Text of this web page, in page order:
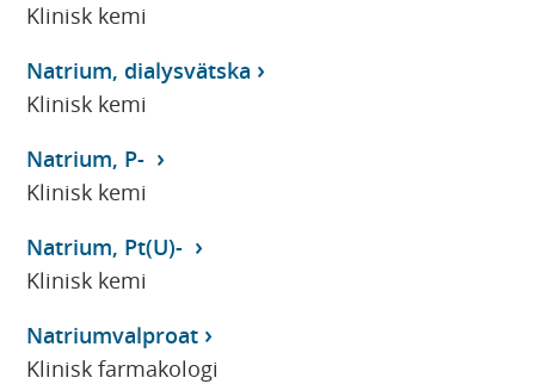
Klinisk kemi
Natrium, dialysvätska
Klinisk kemi
Natrium, P-
Klinisk kemi
Natrium, Pt(U)-
Klinisk kemi
Natriumvalproat
Klinisk farmakologi